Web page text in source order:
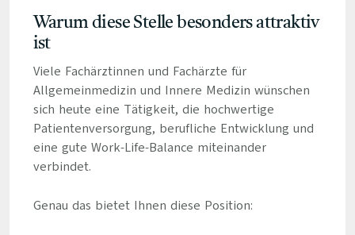
Warum diese Stelle besonders attraktiv
ist
Viele Fachärztinnen und Fachärzte für
Allgemeinmedizin und Innere Medizin wünschen
sich heute eine Tätigkeit, die hochwertige
Patientenversorgung, berufliche Entwicklung und
eine gute Work-Life-Balance miteinander
verbindet.
Genau das bietet Ihnen diese Position: